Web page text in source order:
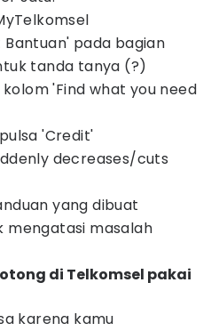
Bantuan' pada bagian
tanda tanya (?)
'Find what you need
'Credit'
decreases/cuts
yang dibuat
mengatasi masalah
di Telkomsel pakai
karena kamu